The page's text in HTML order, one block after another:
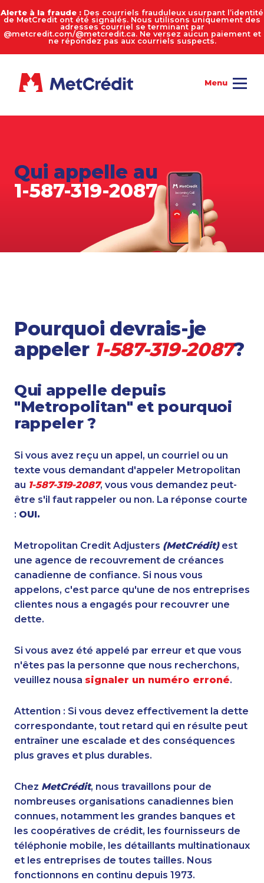
Alerte à la fraude : Des courriels frauduleux usurpant l’identité
de MetCredit ont été signalés. Nous utilisons uniquement des
adresses courriel se terminant par
@metcredit.com/@metcredit.ca. Ne versez aucun paiement et
ne répondez pas aux courriels suspects.
Qui appelle au
1-587-319-2087
Pourquoi devrais-je
appeler 1-587-319-2087?
Qui appelle depuis
"Metropolitan" et pourquoi
rappeler ?
Si vous avez reçu un appel, un courriel ou un
texte vous demandant d'appeler Metropolitan
au 1-587-319-2087, vous vous demandez peut-
être s'il faut rappeler ou non. La réponse courte
: OUI.
Metropolitan Credit Adjusters (MetCrédit)est
une agence de recouvrement de créances
canadienne de confiance. Si nous vous
appelons, c'est parce qu'une de nos entreprises
clientes nous a engagés pour recouvrer une
dette.
Si vous avez été appelé par erreur et que vous
n'êtes pas la personne que nous recherchons,
veuillez nousa signaler un numéro erroné.
Attention : Si vous devez effectivement la dette
correspondante, tout retard qui en résulte peut
entraîner une escalade et des conséquences
plus graves et plus durables.
Chez MetCrédit, nous travaillons pour de
nombreuses organisations canadiennes bien
connues, notamment les grandes banques et
les coopératives de crédit, les fournisseurs de
téléphonie mobile, les détaillants multinationaux
et les entreprises de toutes tailles. Nous
fonctionnons en continu depuis 1973.